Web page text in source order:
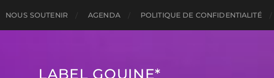
NOUS SOUTENIR AGENDA POLITIQUE DE CONFIDENTIALITÉ
LABEL GOUINE*